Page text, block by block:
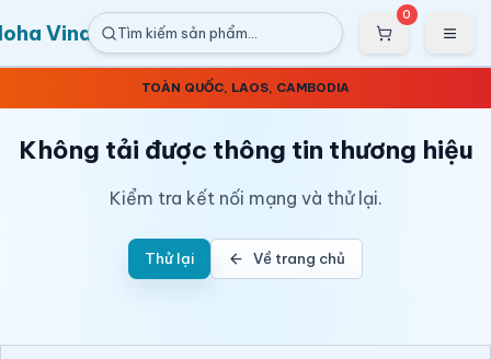
Bỏ qua nội dung
💰 GIÁ RẺ NHẤT THỊ TRƯỜNG - 🔥 MUA NHIỀU GIẢM SÂU - ⚡ TIẾT KIỆM
ĐẾN 50% CHO DOANH NGHIỆP—TUYỂN CÔNG TÁC VIÊN VÀ ĐẠI LÝ TRÊN
TOÀN QUỐC, LAOS, CAMBODIA
Nhảy tới nội dung chính
Vina Tìm kiếm sản phẩm…
0
Không tải được thông tin thương hiệu
Kiểm tra kết nối mạng và thử lại.
Thử lại Về trang chủ